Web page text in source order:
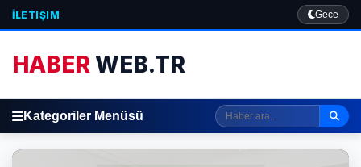
İLETIŞIM Gece
HABERWEB.TR
Kategoriler Menüsü